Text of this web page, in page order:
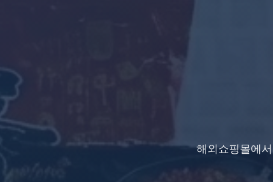
해외쇼핑몰에